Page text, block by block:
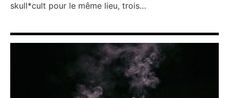
skull*cult pour le même lieu, trois…